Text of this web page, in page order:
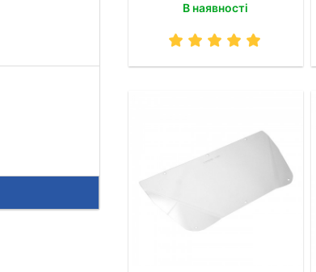
В наявності